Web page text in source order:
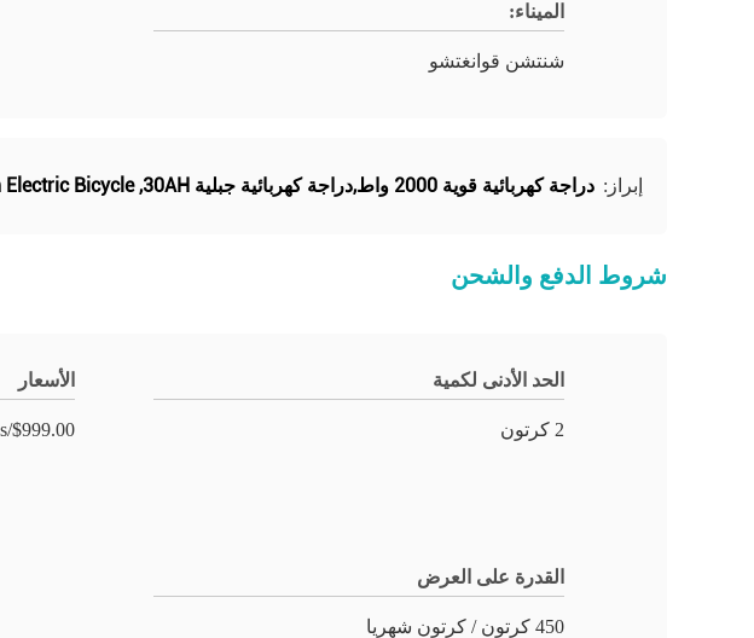
الميناء:
شنتشن قوانغتشو
إبراز: دراجة كهربائية قوية 2000 واط,دراجة كهربائية جبلية 30AH ,
Bicycle
شروط الدفع والشحن
الحد الأدنى لكمية
2 كرتون
الأسعار
$999.00/cartons 2-19 cartons
القدرة على العرض
450 كرتون / كرتون شهريا